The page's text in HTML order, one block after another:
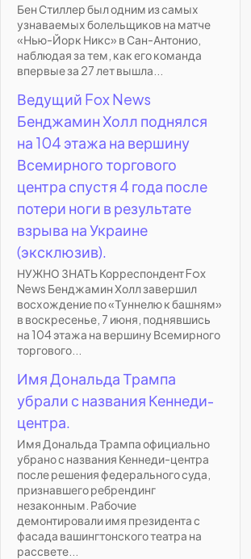
Бен Стиллер был одним из самых
узнаваемых болельщиков на матче
«Нью-Йорк Никс» в Сан-Антонио,
наблюдая за тем, как его команда
впервые за 27 лет вышла...
Ведущий Fox News
Бенджамин Холл поднялся
на 104 этажа на вершину
Всемирного торгового
центра спустя 4 года после
потери ноги в результате
взрыва на Украине
(эксклюзив).
НУЖНО ЗНАТЬ Корреспондент Fox
News Бенджамин Холл завершил
восхождение по «Туннелю к башням»
в воскресенье, 7 июня, поднявшись
на 104 этажа на вершину Всемирного
торгового...
Имя Дональда Трампа
убрали с названия Кеннеди-
центра.
Имя Дональда Трампа официально
убрано с названия Кеннеди-центра
после решения федерального суда,
признавшего ребрендинг
незаконным. Рабочие
демонтировали имя президента с
фасада вашингтонского театра на
рассвете...